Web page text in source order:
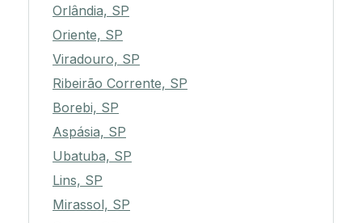
Orlândia, SP
Oriente, SP
Viradouro, SP
Ribeirão Corrente, SP
Borebi, SP
Aspásia, SP
Ubatuba, SP
Lins, SP
Mirassol, SP